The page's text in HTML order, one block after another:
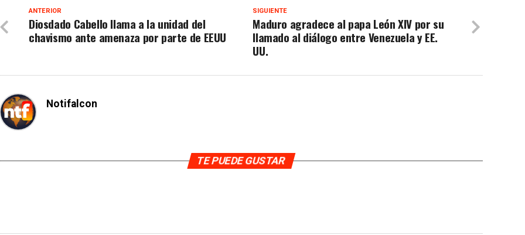
SIGUIENTE
Maduro agradece al papa León XIV por su
llamado al diálogo entre Venezuela y EE.
UU.
ANTERIOR
Diosdado Cabello llama a la unidad del
chavismo ante amenaza por parte de EEUU
Notifalcon
TE PUEDE GUSTAR